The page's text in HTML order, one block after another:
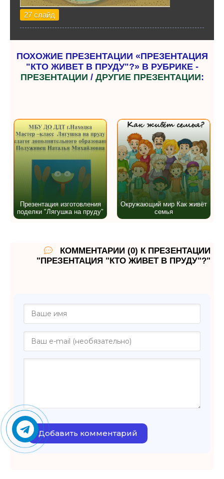
27 слайд
ПОХОЖИЕ ПРЕЗЕНТАЦИИ «ПРЕЗЕНТАЦИЯ
"КТО ЖИВЕТ В ПРУДУ"?» В РУБРИКЕ -
ПРЕЗЕНТАЦИИ / ДРУГИЕ ПРЕЗЕНТАЦИИ:
Презентация изготовления
поделки "Лягушка на пруду"
Окружающий мир Как живёт
семья
КОММЕНТАРИИ (0) К ПРЕЗЕНТАЦИИ
"ПРЕЗЕНТАЦИЯ "КТО ЖИВЕТ В ПРУДУ"?"
Добавить комментарий